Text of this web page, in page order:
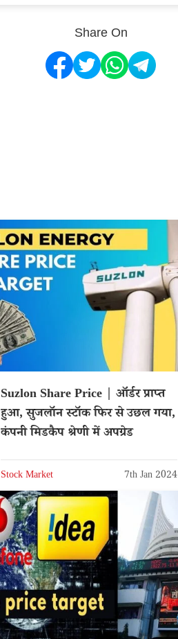
Share On
Suzlon Share Price | ऑर्डर प्राप्त
हुआ, सुजलॉन स्टॉक फिर से उछल गया,
कंपनी मिडकैप श्रेणी में अपग्रेड
Stock Market 7th Jan 2024